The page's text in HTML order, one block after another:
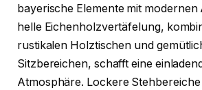
bayerische Elemente mit modernen
helle Eichenholzvertäfelung,
rustikalen Holztischen und
Sitzbereichen, schafft eine
Atmosphäre. Lockere